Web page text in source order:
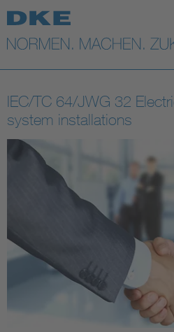
Top-Themen
VDE Fokusthemen
Digital Security
Health
Living
IEC/TC 64/JWG 32
system installations